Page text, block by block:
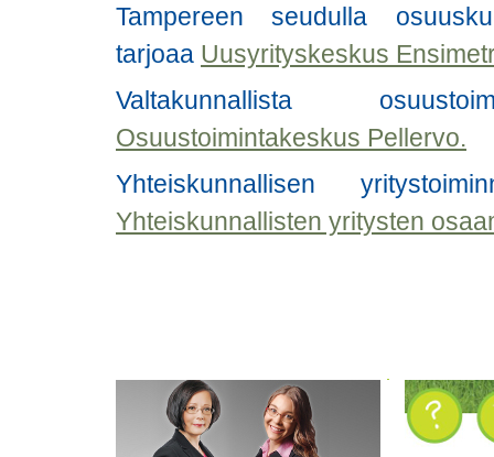
Tampereen seudulla
tarjoaa Uusyrityskeskus
Valtakunnallista
Osuustoimintakeskus Pellervo.
Yhteiskunnallisen
Yhteiskunnallisten yritysten